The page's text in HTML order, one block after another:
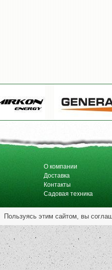
О компании
Доставка
Контакты
Садовая техника
Пользуясь этим сайтом, вы